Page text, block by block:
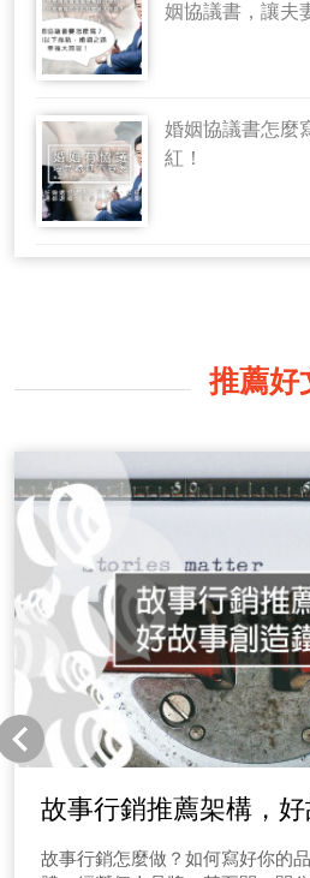
姻協議書，讓夫
婚姻協議書怎麼
紅！
推薦好
故事行銷推薦架構，
容易！
故事行銷怎麼做？如何寫好你的